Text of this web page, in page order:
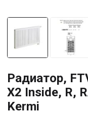
Радиатор,
X2 Inside, R,
Kermi